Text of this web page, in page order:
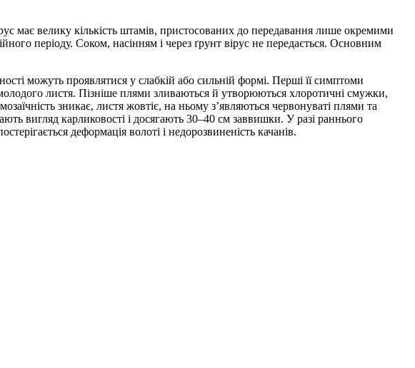
має велику кількість штамів, пристосованих до передавання лише окремими
періоду. Соком, насінням і через ґрунт вірус не передається. Основним
можуть проявлятися у слабкій або сильній формі. Перші її симптоми
листя. Пізніше плями зливаються й утворюються хлоротичні смужки,
зникає, листя жовтіє, на ньому з’являються червонуваті плями та
вигляд карликовості і досягають 30–40 см заввишки. У разі раннього
деформація волоті і недорозвиненість качанів.